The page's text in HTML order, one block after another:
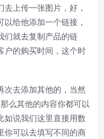
上传一张图片，好，
给他添加一个链接，
们就去复制产品的链
户的购买时间，这个时
次去添加其他的，当然
么其他的内容你都可以
如说我们这里直接用数
你可以去填写不同的商